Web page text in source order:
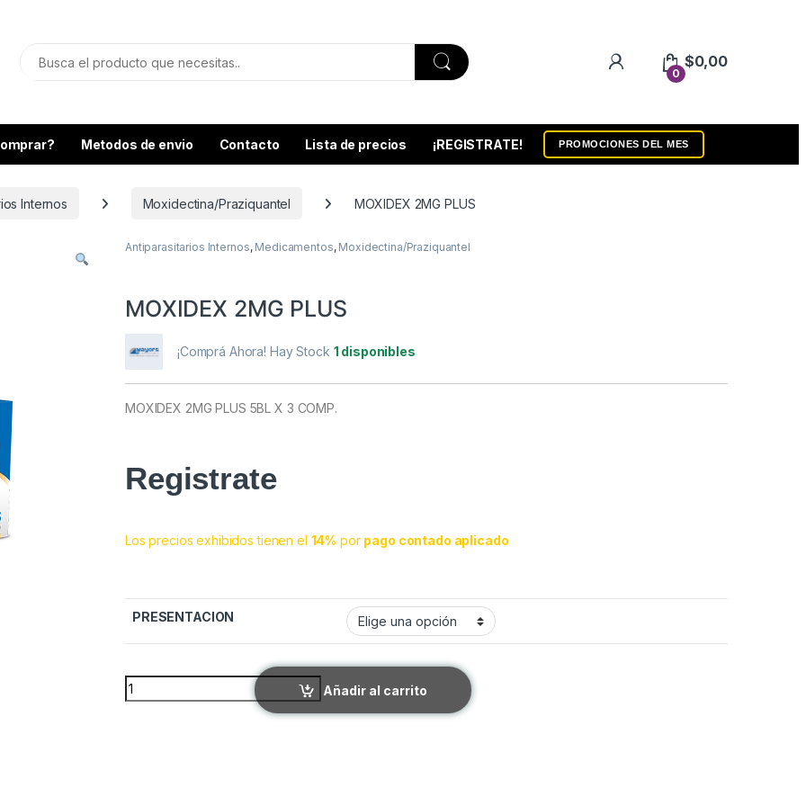
0
$0,00
Metodos de envio Contacto Lista de precios ¡REGISTRATE! PROMOCIONES DEL MES
Internos Moxidectina/Praziquantel MOXIDEX 2MG PLUS
Antiparasitarios Internos, Medicamentos, Moxidectina/Praziquantel
MOXIDEX 2MG PLUS
¡Comprá Ahora! Hay Stock 1 disponibles
MOXIDEX 2MG PLUS 5BL X 3 COMP.
Registrate
Los precios exhibidos tienen el 14% por pago contado aplicado
PRESENTACION
MOXIDEX 2MG PLUS quantity
Añadir al carrito